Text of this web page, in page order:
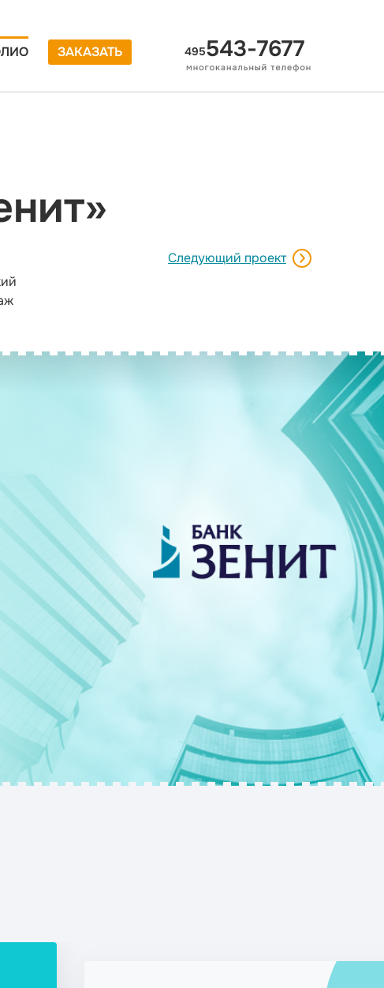
ЗАКАЗАТЬ 495543-7677
Следующий проект